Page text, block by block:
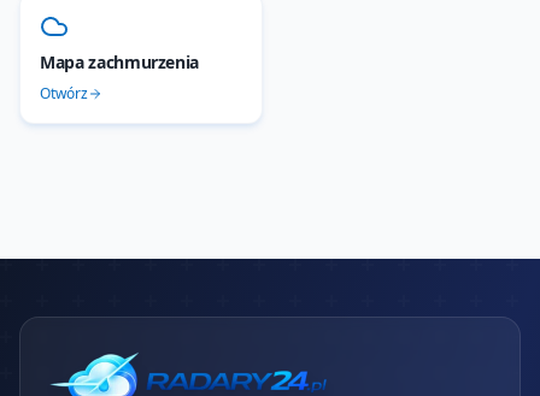
Mapa zachmurzenia
Otwórz